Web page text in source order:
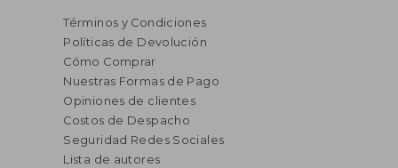
Términos y Condiciones
Políticas de Devolución
Cómo Comprar
Nuestras Formas de Pago
Opiniones de clientes
Costos de Despacho
Seguridad Redes Sociales
Lista de autores